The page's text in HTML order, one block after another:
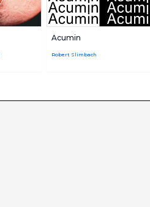
Acumin
Robert Slimbach